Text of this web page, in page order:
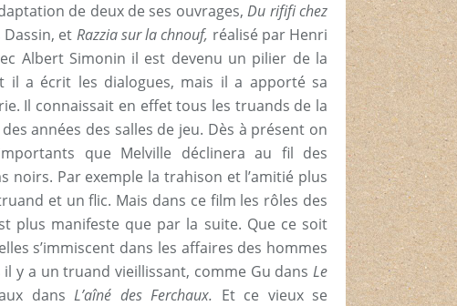
de deux de ses ouvrages,Du rififi chez
Dassin, et Razzia sur la chnouf, réalisé par Henri
Albert Simonin il est devenu un pilier de la
il a écrit les dialogues, mais il a apporté sa
Il connaissait en effet tous les truands de la
années des salles de jeu. Dès à présent on
que Melville déclinera au fil des
noirs. Par exemple la trahison et l’amitié plus
et un flic. Mais dans ce film les rôles des
plus manifeste que par la suite. Que ce soit
s’immiscent dans les affaires des hommes
y a un truand vieillissant, comme Gu dans Le
dansL’aîné des Ferchaux. Et ce vieux se